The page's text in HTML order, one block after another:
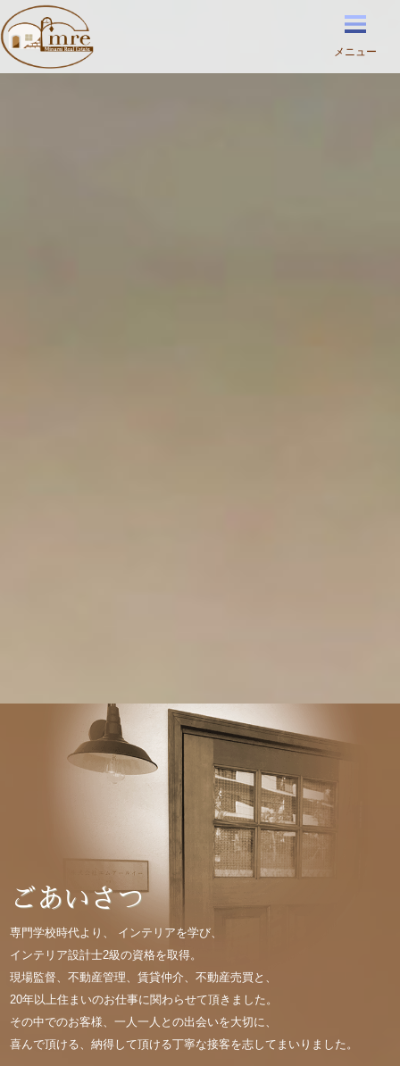
メニュー
ごあいさつ
専門学校時代より、
インテリアを学び、
インテリア設計士2級の資格を取得。
現場監督、不動産管理、賃貸仲介、不動産売買と、
20年以上住まいのお仕事に関わらせて頂きました。
その中でのお客様、一人一人との出会いを大切に、
喜んで頂ける、納得して頂ける丁寧な接客を志してまいりました。